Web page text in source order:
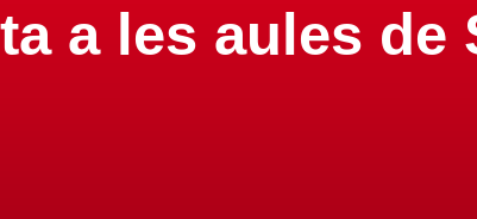
a les aules de